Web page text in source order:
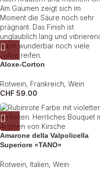
Aloxe-Corton
Rotwein, Frankreich, Wein
CHF 59.00
Amarone della Valpolicella
Superiore «TANO»
Rotwein, Italien, Wein